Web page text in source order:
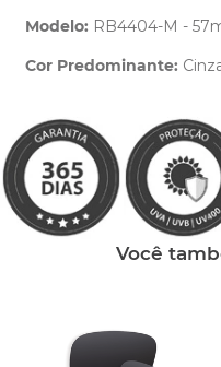
Modelo: RB4404-M -
Cor Predominante:
Você